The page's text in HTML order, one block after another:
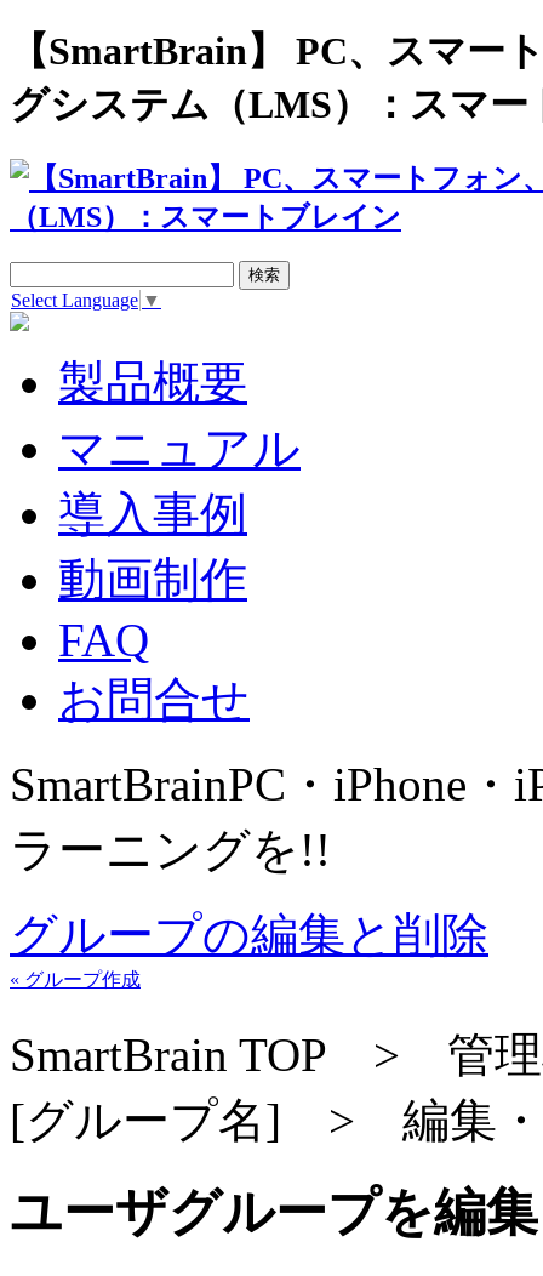
【SmartBrain】 PC、スマー
グシステム（LMS）：スマー
Select Language ▼
製品概要
マニュアル
導入事例
動画制作
FAQ
お問合せ
SmartBrainPC・iPhone・
ラーニングを!!
グループの編集と削除
« グループ作成
SmartBrain TOP >
[グループ名] > 編集・
ユーザグループを編